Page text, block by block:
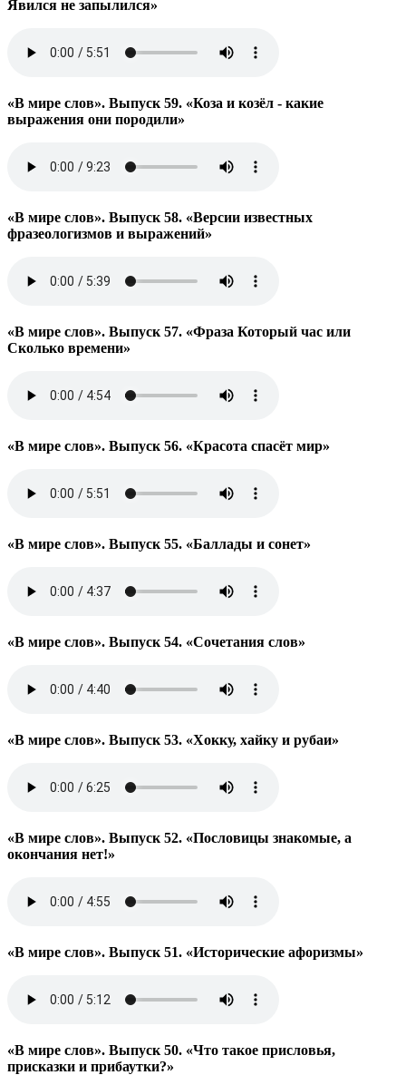
Явился не запылился»
«В мире слов». Выпуск 59. «Коза и козёл - какие
выражения они породили»
«В мире слов». Выпуск 58. «Версии известных
фразеологизмов и выражений»
«В мире слов». Выпуск 57. «Фраза Который час или
Сколько времени»
«В мире слов». Выпуск 56. «Красота спасёт мир»
«В мире слов». Выпуск 55. «Баллады и сонет»
«В мире слов». Выпуск 54. «Сочетания слов»
«В мире слов». Выпуск 53. «Хокку, хайку и рубаи»
«В мире слов». Выпуск 52. «Пословицы знакомые, а
окончания нет!»
«В мире слов». Выпуск 51. «Исторические афоризмы»
«В мире слов». Выпуск 50. «Что такое присловья,
присказки и прибаутки?»